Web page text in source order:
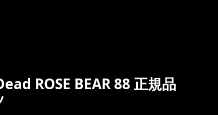
ROSE BEAR 88 正規品